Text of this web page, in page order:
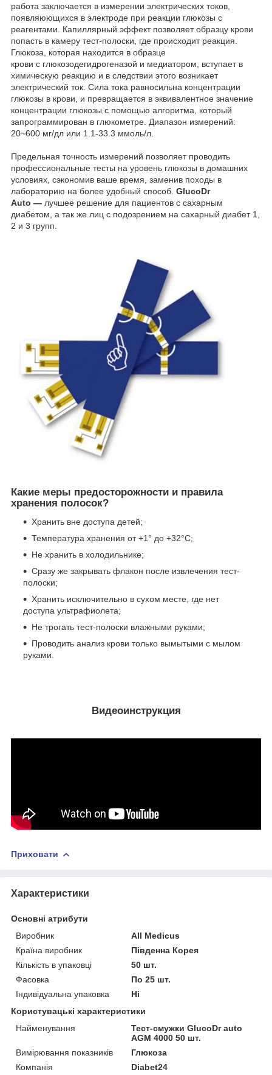
работа заключается в измерении электрических токов,
появляюющихся в электроде при реакции глюкозы с
реагентами. Капиллярный эффект позволяет образцу крови
попасть в камеру тест-полоски, где происходит реакция.
Глюкоза, которая находится в образце
крови с глюкозодегидрогеназой и медиатором, вступает в
химическую реакцию и в следствии этого возникает
электрический ток. Сила тока равносильна концентрации
глюкозы в крови, и превращается в эквивалентное значение
концентрации глюкозы с помощью алгоритма, который
запрограммирован в глюкометре. Диапазон измерений:
20~600 мг/дл или 1.1-33.3 ммоль/л.
Предельная точность измерений позволяет проводить
профессиональные тесты на уровень глюкозы в домашних
условиях, сэкономив ваше время, заменив походы в
лабораторию на более удобный способ. GlucoDr
Auto — лучшее решение для пациентов с сахарным
диабетом, а так же лиц с подозрением на сахарный диабет 1,
2 и 3 групп.
Какие меры предосторожности и правила
хранения полосок?
Хранить вне доступа детей;
Температура хранения от +1° до +32°C;
Не хранить в холодильнике;
Сразу же закрывать флакон после извлечения тест-
полоски;
Хранить исключительно в сухом месте, где нет
доступа ультрафиолета;
Не трогать тест-полоски влажными руками;
Проводить анализ крови только вымытыми с мылом
руками.
Видеоинструкция
Приховати
Характеристики
Основні атрибути
Виробник
All Medicus
Країна виробник
Південна Корея
Кількість в упаковці
50 шт.
Фасовка
По 25 шт.
Індивідуальна упаковка
Ні
Користувацькі характеристики
Найменування
Тест-смужки GlucoDr auto
AGM 4000 50 шт.
Вимірювання показників
Глюкоза
Компанія
Diabet24